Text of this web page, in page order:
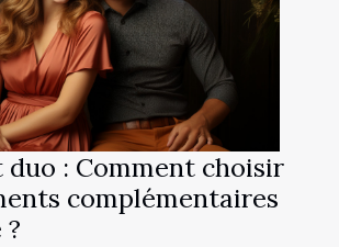
duo : Comment choisir
complémentaires